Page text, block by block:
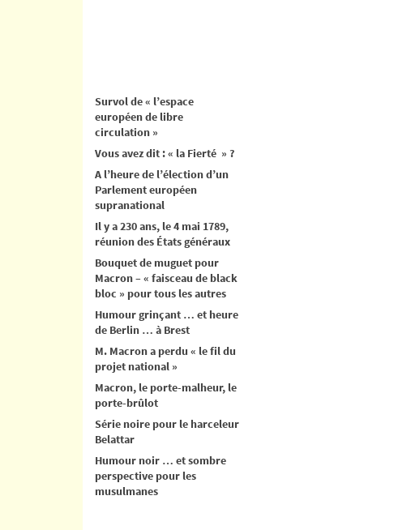
Survol de « l’espace
européen de libre
circulation »
Vous avez dit : « la Fierté » ?
A l’heure de l’élection d’un
Parlement européen
supranational
Il y a 230 ans, le 4 mai 1789,
réunion des États généraux
Bouquet de muguet pour
Macron – « faisceau de black
bloc » pour tous les autres
Humour grinçant … et heure
de Berlin … à Brest
M. Macron a perdu « le fil du
projet national »
Macron, le porte-malheur, le
porte-brûlot
Série noire pour le harceleur
Belattar
Humour noir … et sombre
perspective pour les
musulmanes